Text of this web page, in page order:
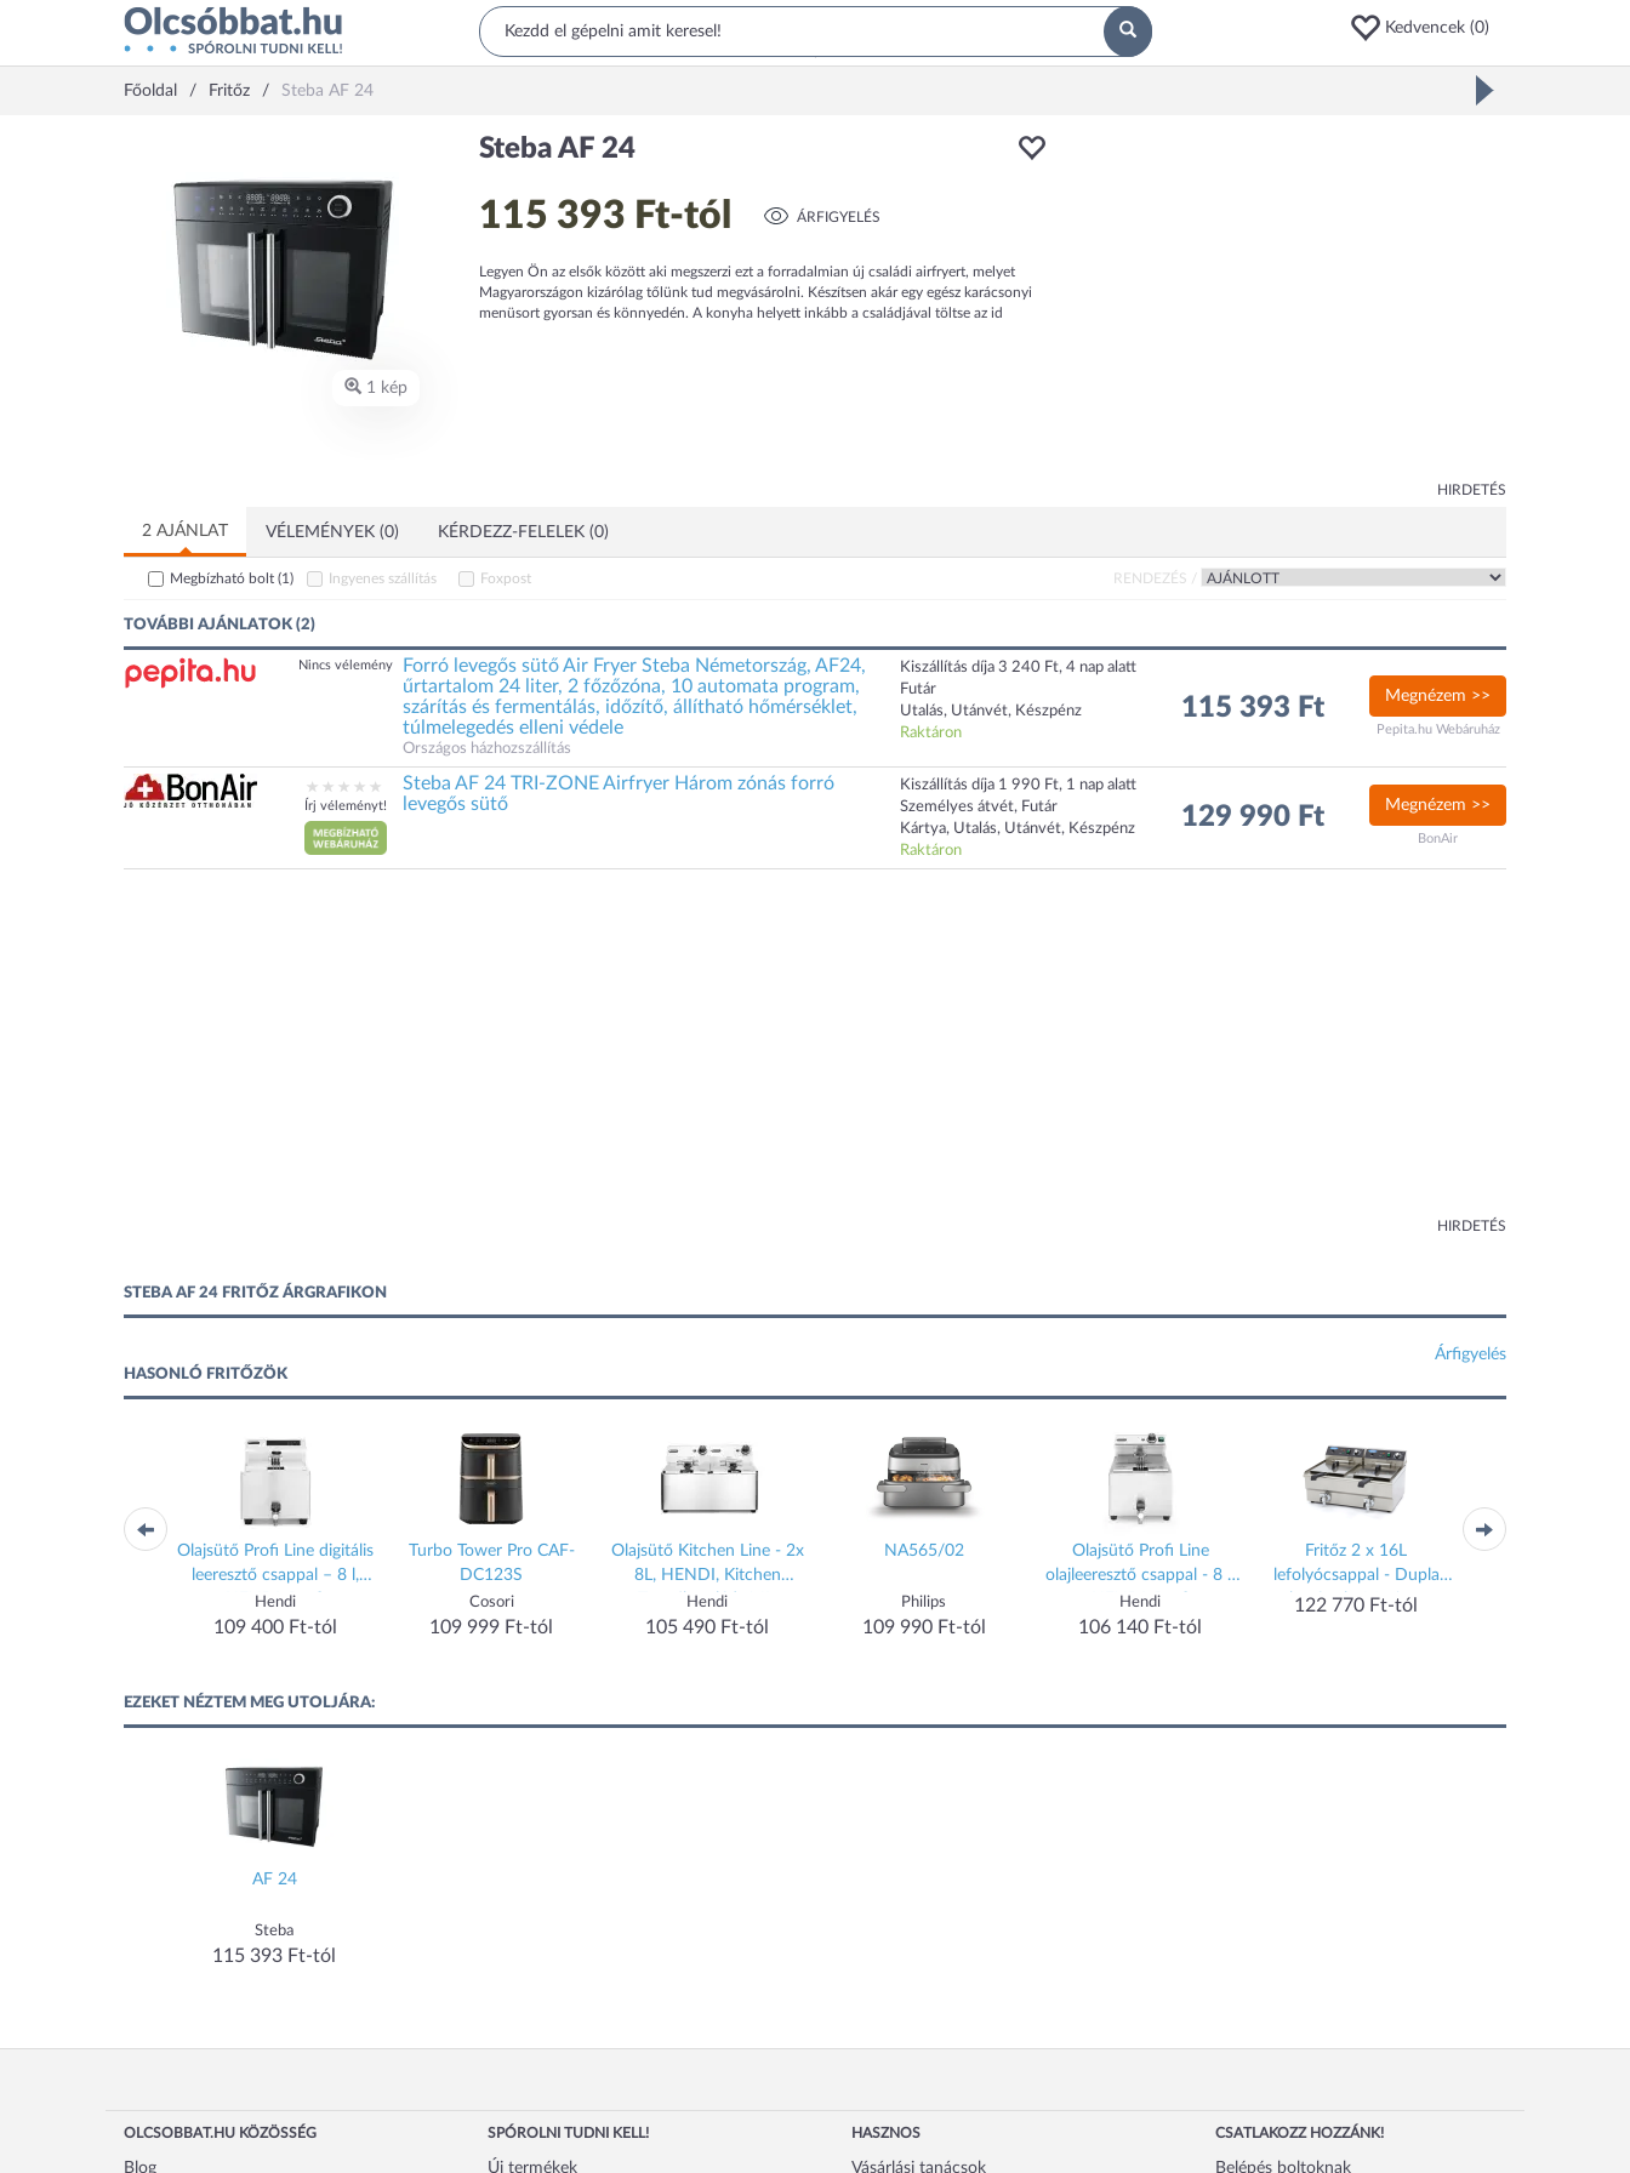
Kedvencek (0)
Főoldal Fritőz Steba AF 24
1 kép
Steba AF 24
115 393 Ft-tól ÁRFIGYELÉS
Legyen Ön az elsők között aki megszerzi ezt a forradalmian új családi airfryert, melyet
Magyarországon kizárólag tőlünk tud megvásárolni. Készítsen akár egy egész karácsonyi
menüsort gyorsan és könnyedén. A konyha helyett inkább a családjával töltse az id
HIRDETÉS
2 AJÁNLAT VÉLEMÉNYEK (0) KÉRDEZZ-FELELEK (0)
Megbízható bolt (1) Ingyenes szállítás Foxpost RENDEZÉS /
TOVÁBBI AJÁNLATOK (2)
Nincs vélemény
Forró levegős sütő Air Fryer Steba Németország, AF24,
űrtartalom 24 liter, 2 főzőzóna, 10 automata program,
szárítás és fermentálás, időzítő, állítható hőmérséklet,
túlmelegedés elleni védele
Országos házhozszállítás
Kiszállítás díja 3 240 Ft, 4 nap alatt
Futár
Utalás, Utánvét, Készpénz
Raktáron
115 393 Ft Megnézem >>
Pepita.hu Webáruház
Írj véleményt!
Steba AF 24 TRI-ZONE Airfryer Három zónás forró
levegős sütő
Kiszállítás díja 1 990 Ft, 1 nap alatt
Személyes átvét, Futár
Kártya, Utalás, Utánvét, Készpénz
Raktáron
129 990 Ft Megnézem >>
BonAir
HIRDETÉS
STEBA AF 24 FRITŐZ ÁRGRAFIKON
Árfigyelés
HASONLÓ FRITŐZÖK
Olajsütő Profi Line digitális
leeresztő csappal – 8 l,
HENDI, Profi
Termékcsalád, 8L,
Hendi
109 400 Ft-tól
Turbo Tower Pro CAF-
DC123S
Cosori
109 999 Ft-tól
Olajsütő Kitchen Line - 2x
8L, HENDI, Kitchen
Termékcsalád, 16L,
230V/7000W,
Hendi
105 490 Ft-tól
NA565/02
Philips
109 990 Ft-tól
Olajsütő Profi Line
olajleeresztő csappal - 8 l,
HENDI, Profi
Termékcsalád, 8L, Világos
Hendi
106 140 Ft-tól
Fritőz 2 x 16L
lefolyócsappal - Dupla
kosárral - Maxima
122 770 Ft-tól
Fritőz olajsütő 2 x
EZEKET NÉZTEM MEG UTOLJÁRA:
AF 24
Steba
115 393 Ft-tól
OLCSOBBAT.HU KÖZÖSSÉG
Blog
SPÓROLNI TUDNI KELL!
Új termékek
HASZNOS
Vásárlási tanácsok
CSATLAKOZZ HOZZÁNK!
Belépés boltoknak